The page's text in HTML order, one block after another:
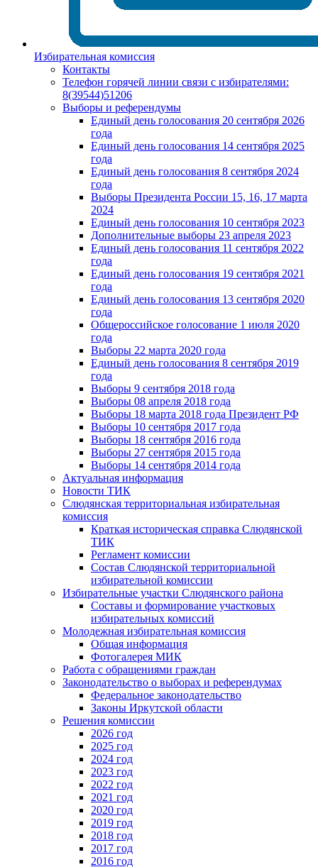
Избирательная комиссия
Контакты
Телефон горячей линии связи с избирателями:
8(39544)51206
Выборы и референдумы
Единый день голосования 20 сентября 2026
года
Единый день голосования 14 сентября 2025
года
Единый день голосования 8 сентября 2024
года
Выборы Президента России 15, 16, 17 марта
2024
Единый день голосования 10 сентября 2023
Дополнительные выборы 23 апреля 2023
Единый день голосования 11 сентября 2022
года
Единый день голосования 19 сентября 2021
года
Единый день голосования 13 сентября 2020
года
Общероссийское голосование 1 июля 2020
года
Выборы 22 марта 2020 года
Единый день голосования 8 сентября 2019
года
Выборы 9 сентября 2018 года
Выборы 08 апреля 2018 года
Выборы 18 марта 2018 года Президент РФ
Выборы 10 сентября 2017 года
Выборы 18 сентября 2016 года
Выборы 27 сентября 2015 года
Выборы 14 сентября 2014 года
Актуальная информация
Новости ТИК
Слюдянская территориальная избирательная
комиссия
Краткая историческая справка Слюдянской
ТИК
Регламент комиссии
Состав Слюдянской территориальной
избирательной комиссии
Избирательные участки Слюдянского района
Составы и формирование участковых
избирательных комиссий
Молодежная избирательная комиссия
Общая информация
Фотогалерея МИК
Работа с обращениями граждан
Законодательство о выборах и референдумах
Федеральное законодательство
Законы Иркутской области
Решения комиссии
2026 год
2025 год
2024 год
2023 год
2022 год
2021 год
2020 год
2019 год
2018 год
2017 год
2016 год